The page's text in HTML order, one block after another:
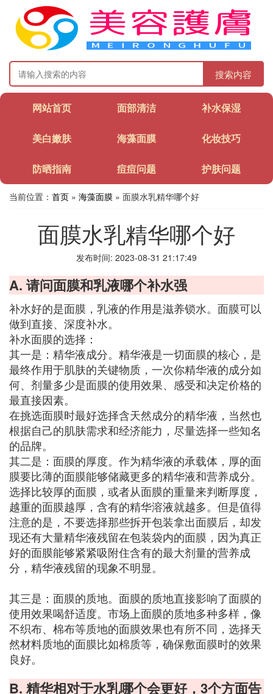
搜索内容
网站首页 面部清洁 补水保湿
美白嫩肤 海藻面膜 化妆技巧
防晒指南 痘痘问题 护肤问题
当前位置： 首页 » 海藻面膜 » 面膜水乳精华哪个好
面膜水乳精华哪个好
发布时间: 2023-08-31 21:17:49
A. 请问面膜和乳液哪个补水强
补水好的是面膜，乳液的作用是滋养锁水。面膜可以
做到直接、深度补水。
补水面膜的选择：
其一是：精华液成分。精华液是一切面膜的核心，是
最终作用于肌肤的关键物质，一次你精华液的成分如
何、剂量多少是面膜的使用效果、感受和决定价格的
最直接因素。
在挑选面膜时最好选择含天然成分的精华液，当然也
根据自己的肌肤需求和经济能力，尽量选择一些知名
的品牌。
其二是：面膜的厚度。作为精华液的承载体，厚的面
膜要比薄的面膜能够储藏更多的精华液和营养成分。
选择比较厚的面膜，或者从面膜的重量来判断厚度，
越重的面膜越厚，含有的精华溶液就越多。但是值得
注意的是，不要选择那些拆开包装拿出面膜后，却发
现还有大量精华液残留在包装袋内的面膜，因为真正
好的面膜能够紧紧吸附住含有的最大剂量的营养成
分，精华液残留的现象不明显。
其三是：面膜的质地。面膜的质地直接影响了面膜的
使用效果喝舒适度。市场上面膜的质地多种多样，像
不织布、棉布等质地的面膜效果也有所不同，选择天
然材料质地的面膜比如棉质等，确保敷面膜时的效果
良好。
B. 精华相对于水乳哪个会更好，3个方面告